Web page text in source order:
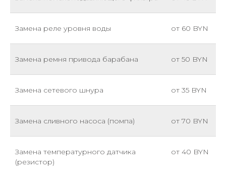
Замена реле уровня воды от 60 BYN
Замена ремня привода барабана от 50 BYN
Замена сетевого шнура от 35 BYN
Замена сливного насоса (помпа) от 70 BYN
Замена температурного датчика
(резистор)
от 40 BYN